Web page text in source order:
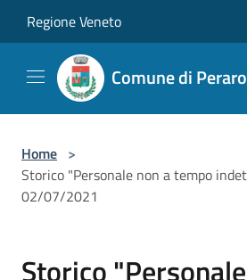
Regione Veneto
Comune di
Home >
Storico "Personale non a tempo
02/07/2021
Storico